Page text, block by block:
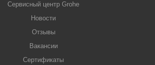
Сервисный центр Grohe
Новости
Отзывы
Вакансии
Сертификаты